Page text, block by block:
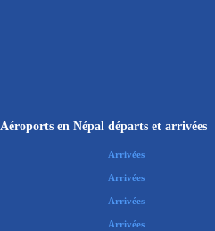
Aéroports en Népal départs et arrivées
Arrivées
Arrivées
Arrivées
Arrivées